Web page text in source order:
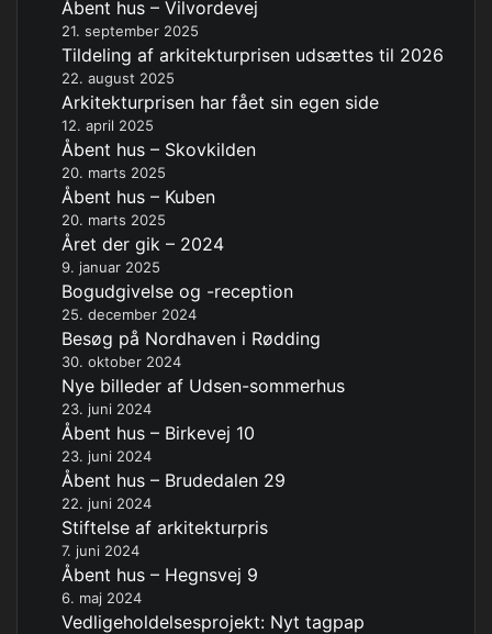
Åbent hus – Vilvordevej
21. september 2025
Tildeling af arkitekturprisen udsættes til 2026
22. august 2025
Arkitekturprisen har fået sin egen side
12. april 2025
Åbent hus – Skovkilden
20. marts 2025
Åbent hus – Kuben
20. marts 2025
Året der gik – 2024
9. januar 2025
Bogudgivelse og -reception
25. december 2024
Besøg på Nordhaven i Rødding
30. oktober 2024
Nye billeder af Udsen-sommerhus
23. juni 2024
Åbent hus – Birkevej 10
23. juni 2024
Åbent hus – Brudedalen 29
22. juni 2024
Stiftelse af arkitekturpris
7. juni 2024
Åbent hus – Hegnsvej 9
6. maj 2024
Vedligeholdelsesprojekt: Nyt tagpap